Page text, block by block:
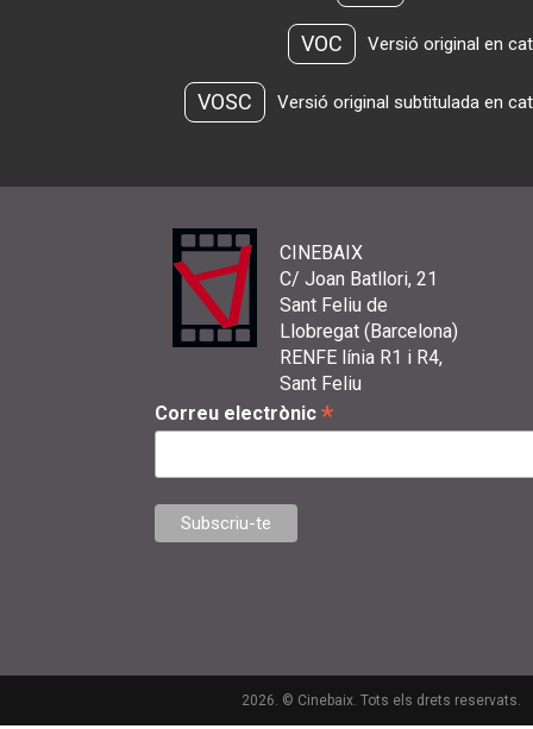
VOC Versió original en
VOSC Versió original subtitulada en
CINEBAIX
C/ Joan Batllori, 21
Sant Feliu de
Llobregat (Barcelona)
RENFE línia R1 i R4,
Sant Feliu
Correu electrònic *
2026. © Cinebaix. Tots els drets reservats.